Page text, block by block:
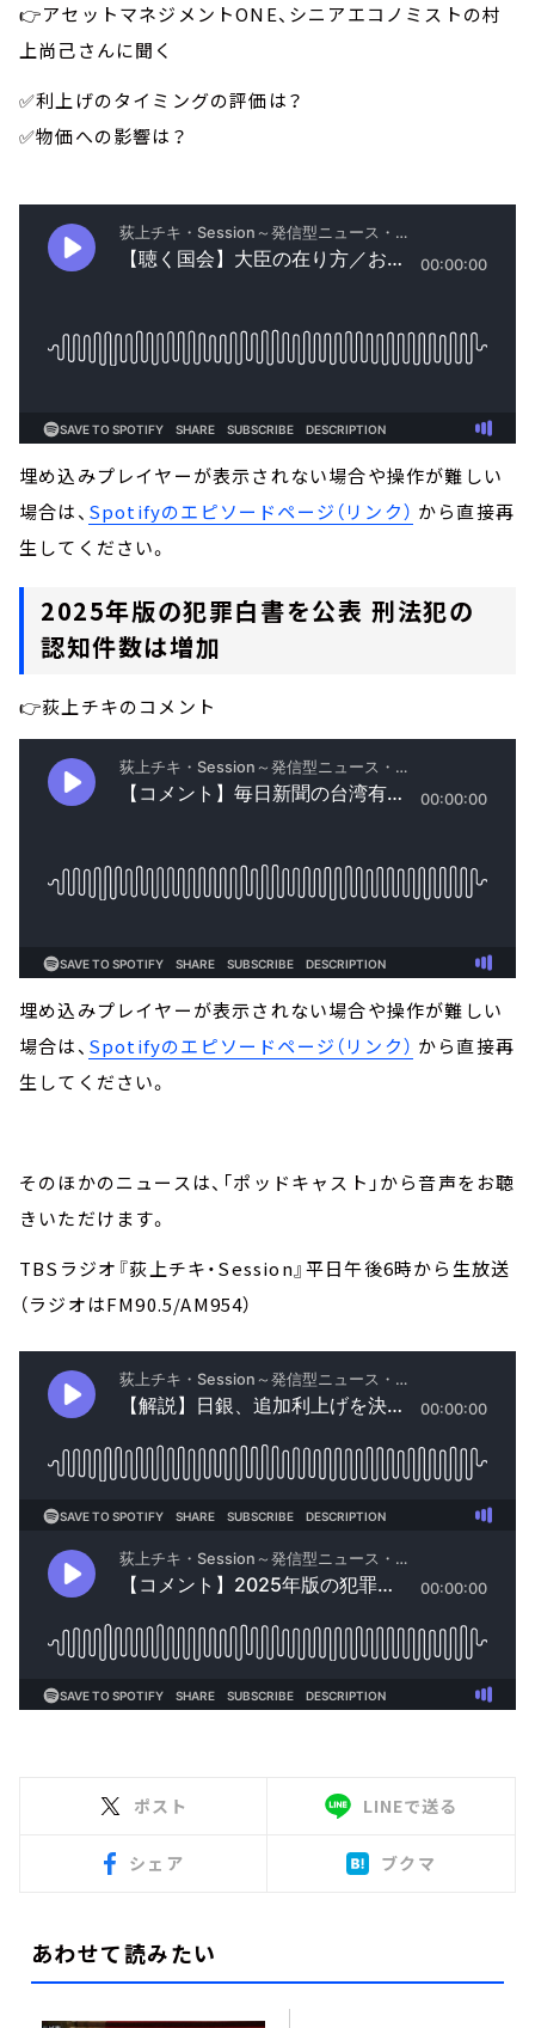
👉アセットマネジメントONE、シニアエコノミストの村
上尚己さんに聞く
✅利上げのタイミングの評価は？
✅物価への影響は？
埋め込みプレイヤーが表示されない場合や操作が難しい
場合は、 Spotifyのエピソードページ（リンク） から直接再
生してください。
2025年版の犯罪白書を公表 刑法犯の
認知件数は増加
👉荻上チキのコメント
埋め込みプレイヤーが表示されない場合や操作が難しい
場合は、 Spotifyのエピソードページ（リンク） から直接再
生してください。
そのほかのニュースは、「ポッドキャスト」から音声をお聴
きいただけます。
TBSラジオ『荻上チキ・Session』平日午後6時から生放送
（ラジオはFM90.5/AM954）
ポスト LINEで送る
シェア ブクマ
あわせて読みたい